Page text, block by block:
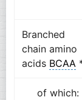
Branched
chain amino
acids BCAA
of which: